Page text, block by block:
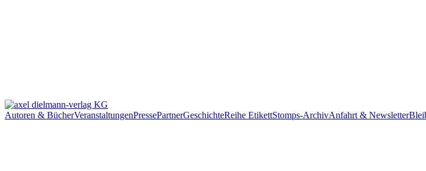
Autoren & BücherVeranstaltungenPressePartnerGeschichteReihe EtikettStomps-ArchivAnfahrt & Newsletter